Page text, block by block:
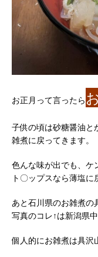
お正月って言ったら
子供の頃は砂糖醤油と
雑煮に戻ってきます。
色んな味が出でも、ケ
ト〇ップスなら薄塩に
あと石川県のお雑煮の
写真のコレ↑は新潟県
個人的にお雑煮は具沢